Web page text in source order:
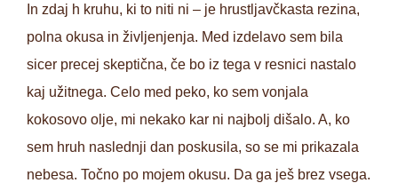
In zdaj h kruhu, ki to niti ni – je hrustljavčkasta rezina,
polna okusa in življenjenja. Med izdelavo sem bila
sicer precej skeptična, če bo iz tega v resnici nastalo
kaj užitnega. Celo med peko, ko sem vonjala
kokosovo olje, mi nekako kar ni najbolj dišalo. A, ko
sem hruh naslednji dan poskusila, so se mi prikazala
nebesa. Točno po mojem okusu. Da ga ješ brez vsega.